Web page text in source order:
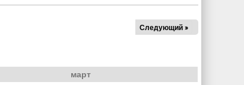
Следующий »
март